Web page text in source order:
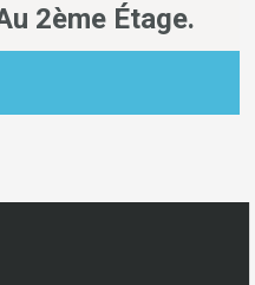
2ème Étage.